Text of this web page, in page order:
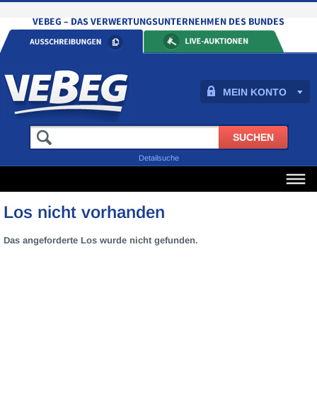
MEIN KONTO
Detailsuche
Los nicht vorhanden
Das angeforderte Los wurde nicht gefunden.